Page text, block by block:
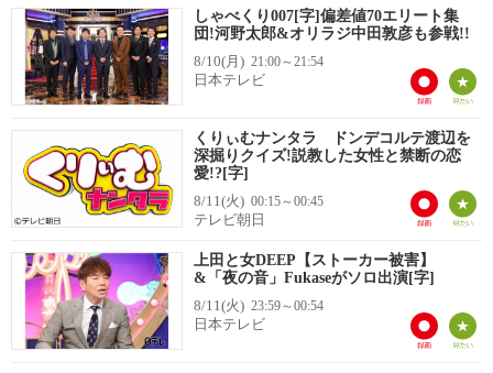
しゃべくり007[字]偏差値70エリート集
団!河野太郎&オリラジ中田敦彦も参戦!!
8/10(月) 21:00～21:54
日本テレビ
くりぃむナンタラ ドンデコルテ渡辺を
深掘りクイズ!説教した女性と禁断の恋
愛!?[字]
8/11(火) 00:15～00:45
テレビ朝日
上田と女DEEP【ストーカー被害】
&「夜の音」Fukaseがソロ出演[字]
8/11(火) 23:59～00:54
日本テレビ